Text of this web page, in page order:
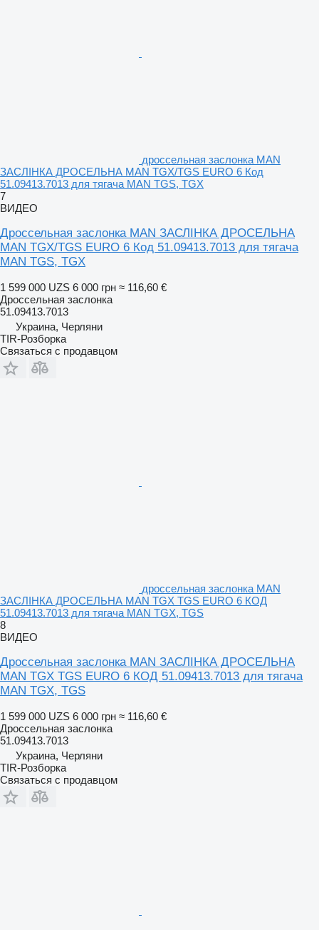
дроссельная заслонка MAN
ЗАСЛІНКА ДРОСЕЛЬНА MAN TGX/TGS EURO 6 Код
51.09413.7013 для тягача MAN TGS, TGX
7
ВИДЕО
Дроссельная заслонка MAN ЗАСЛІНКА ДРОСЕЛЬНА
MAN TGX/TGS EURO 6 Код 51.09413.7013 для тягача
MAN TGS, TGX
1 599 000 UZS 6 000 грн ≈ 116,60 €
Дроссельная заслонка
51.09413.7013
Украина, Черляни
TIR-Розборка
Связаться с продавцом
дроссельная заслонка MAN
ЗАСЛІНКА ДРОСЕЛЬНА MAN TGX TGS EURO 6 КОД
51.09413.7013 для тягача MAN TGX, TGS
8
ВИДЕО
Дроссельная заслонка MAN ЗАСЛІНКА ДРОСЕЛЬНА
MAN TGX TGS EURO 6 КОД 51.09413.7013 для тягача
MAN TGX, TGS
1 599 000 UZS 6 000 грн ≈ 116,60 €
Дроссельная заслонка
51.09413.7013
Украина, Черляни
TIR-Розборка
Связаться с продавцом